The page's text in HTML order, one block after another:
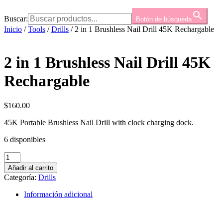
Buscar: Botón de búsqueda
Inicio /Tools /Drills / 2 in 1 Brushless Nail Drill 45K Rechargable
2 in 1 Brushless Nail Drill 45K
Rechargable
$160.00
45K Portable Brushless Nail Drill with clock charging dock.
6 disponibles
2
in
1
Brushless
Nail
Añadir al carrito
Categoría: Drills
Información adicional